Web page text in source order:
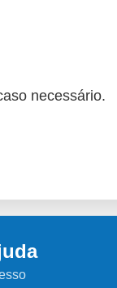
necessário.